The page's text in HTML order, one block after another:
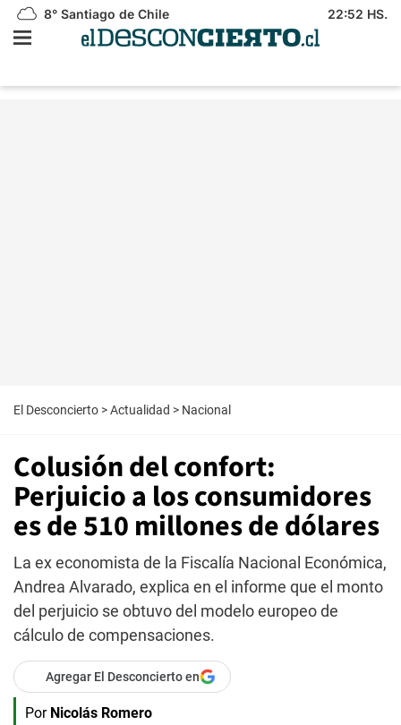
8° Santiago de Chile 22:52 HS.
El Desconcierto >Actualidad > Nacional
Colusión del confort:
Perjuicio a los consumidores
es de 510 millones de dólares
La ex economista de la Fiscalía Nacional Económica,
Andrea Alvarado, explica en el informe que el monto
del perjuicio se obtuvo del modelo europeo de
cálculo de compensaciones.
Agregar El Desconcierto en
Por Nicolás Romero